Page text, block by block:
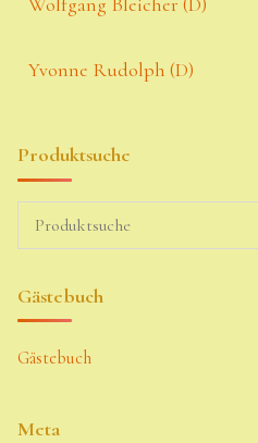
Yvonne Rudolph (D)
Produktsuche
Gästebuch
Gästebuch
Meta